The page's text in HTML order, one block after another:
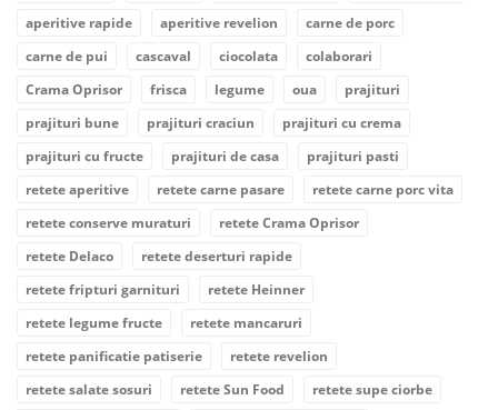
aperitive rapide
aperitive revelion
carne de porc
carne de pui
cascaval ciocolata
colaborari
Crama Oprisor
frisca legume oua
prajituri
prajituri bune
prajituri craciun
prajituri cu crema
prajituri cu fructe
prajituri de casa
prajituri pasti
retete aperitive
retete carne pasare
retete carne porc vita
retete conserve muraturi
retete Crama Oprisor
retete Delaco
retete deserturi rapide
retete fripturi garnituri
retete Heinner
retete legume fructe
retete mancaruri
retete panificatie patiserie
retete revelion
retete salate sosuri
retete Sun Food
retete supe ciorbe